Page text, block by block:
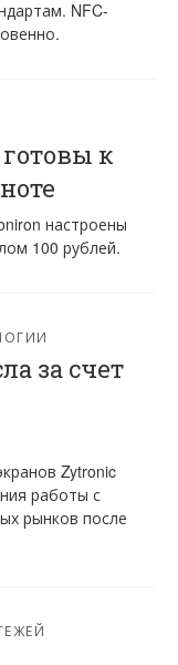
NFC-
к
настроены
100 рублей.
за счет
Zytronic
работы с
рынков после